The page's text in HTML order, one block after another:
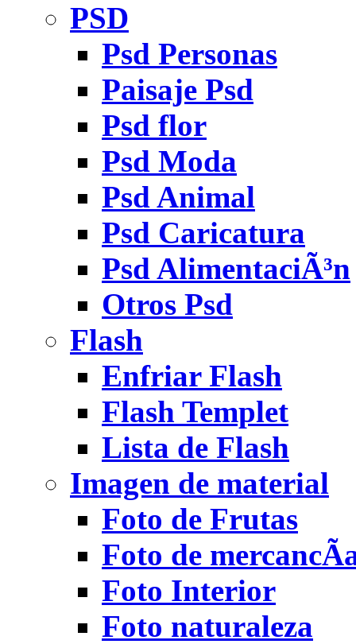
PSD
Psd Personas
Paisaje Psd
Psd flor
Psd Moda
Psd Animal
Psd Caricatura
Psd AlimentaciÃ³n
Otros Psd
Flash
Enfriar Flash
Flash Templet
Lista de Flash
Imagen de material
Foto de Frutas
Foto de
Foto Interior
Foto naturaleza